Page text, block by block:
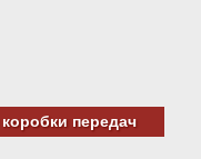
передач